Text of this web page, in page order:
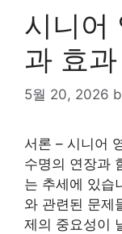
시니어
과 효과
5월 20, 2026
서론 – 시니어
수명의 연장과
는 추세에 있습
와 관련된 문제
제의 중요성이